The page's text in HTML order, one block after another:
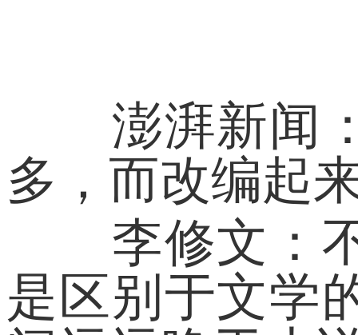
澎湃新闻：
多，而改编起
李修文：不
是区别于文学